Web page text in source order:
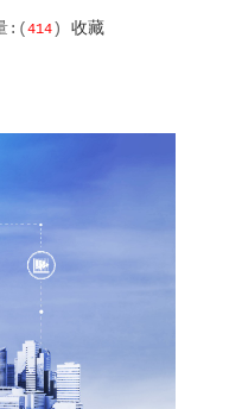
:(414) 收藏